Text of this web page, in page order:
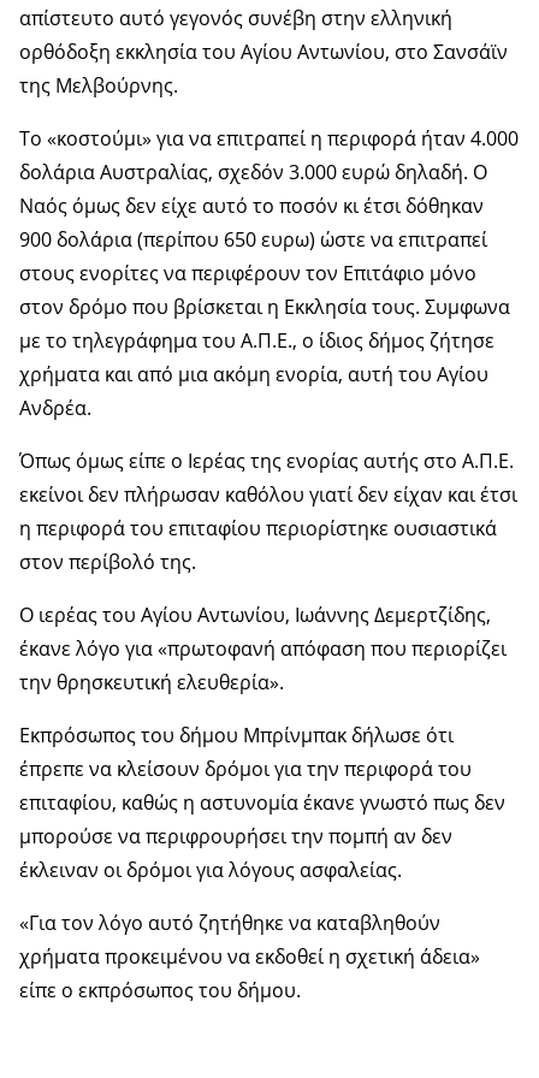
απίστευτο αυτό γεγονός συνέβη στην ελληνική
ορθόδοξη εκκλησία του Αγίου Αντωνίου, στο Σανσάϊν
της Μελβούρνης.
Το «κοστούμι» για να επιτραπεί η περιφορά ήταν 4.000
δολάρια Αυστραλίας, σχεδόν 3.000 ευρώ δηλαδή. Ο
Ναός όμως δεν είχε αυτό το ποσόν κι έτσι δόθηκαν
900 δολάρια (περίπου 650 ευρω) ώστε να επιτραπεί
στους ενορίτες να περιφέρουν τον Επιτάφιο μόνο
στον δρόμο που βρίσκεται η Εκκλησία τους. Συμφωνα
με το τηλεγράφημα του Α.Π.Ε., ο ίδιος δήμος ζήτησε
χρήματα και από μια ακόμη ενορία, αυτή του Αγίου
Ανδρέα.
Όπως όμως είπε ο Ιερέας της ενορίας αυτής στο Α.Π.Ε.
εκείνοι δεν πλήρωσαν καθόλου γιατί δεν είχαν και έτσι
η περιφορά του επιταφίου περιορίστηκε ουσιαστικά
στον περίβολό της.
Ο ιερέας του Αγίου Αντωνίου, Ιωάννης Δεμερτζίδης,
έκανε λόγο για «πρωτοφανή απόφαση που περιορίζει
την θρησκευτική ελευθερία».
Εκπρόσωπος του δήμου Μπρίνμπακ δήλωσε ότι
έπρεπε να κλείσουν δρόμοι για την περιφορά του
επιταφίου, καθώς η αστυνομία έκανε γνωστό πως δεν
μπορούσε να περιφρουρήσει την πομπή αν δεν
έκλειναν οι δρόμοι για λόγους ασφαλείας.
«Για τον λόγο αυτό ζητήθηκε να καταβληθούν
χρήματα προκειμένου να εκδοθεί η σχετική άδεια»
είπε ο εκπρόσωπος του δήμου.